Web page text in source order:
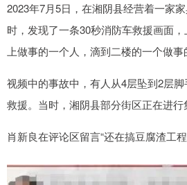
2023年7月5日，在湘阴县经营着一家
时，发现了一条30秒消防车救援画面
上做事的一个人，滴到二楼的一个做事
视频中的事故中，有人从4层坠到2层
救援。当时，湘阴县部分街区正在进行
肖新良在评论区留言“还在搞豆腐渣工